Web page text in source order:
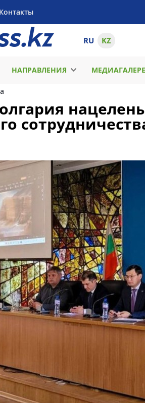
Контакты
RU KZ
НАПРАВЛЕНИЯ